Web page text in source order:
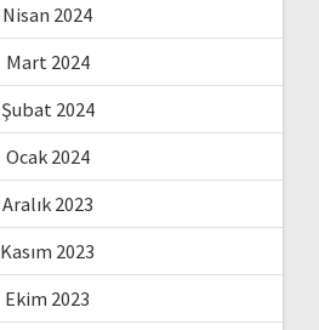
Nisan 2024
Mart 2024
Şubat 2024
Ocak 2024
Aralık 2023
Kasım 2023
Ekim 2023